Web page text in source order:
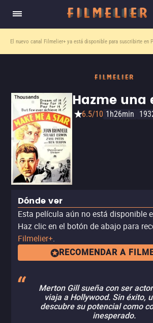
El nuevo canal Filmelier+ ya está disponible para suscribirte en
Hazme una
6.5/10 1h26min
Dónde ver
Esta película aún no está disponible
Haz clic en el botón de abajo para
Filmelier+.
RECOMENDAR A
Merton Gill sueña con ser
viaja a Hollywood. Sin éxito,
descubre su potencial como
inesperado.